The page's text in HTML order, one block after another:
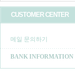
CUSTOMER CENTER
메일 문의하기
BANK INFORMATION